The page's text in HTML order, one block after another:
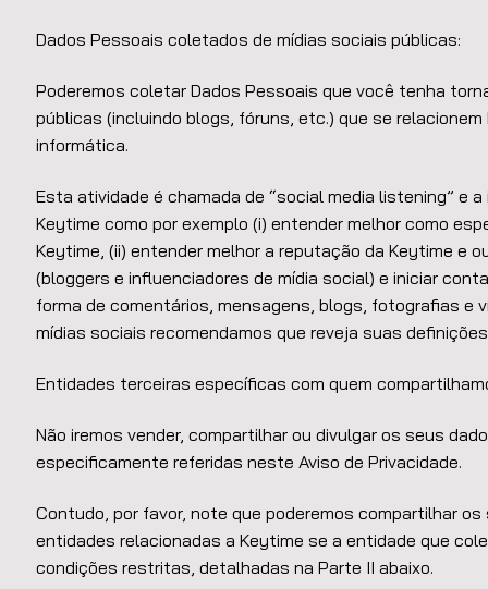
Dados Pessoais coletados de mídias sociais públicas:
Poderemos coletar Dados Pessoais que você tenha
públicas (incluindo blogs, fóruns, etc.) que se
informática.
Esta atividade é chamada de “social media listening” e
Keytime como por exemplo (i) entender melhor como
Keytime, (ii) entender melhor a reputação da Keytime e
(bloggers e influenciadores de mídia social) e iniciar
forma de comentários, mensagens, blogs, fotografias e
mídias sociais recomendamos que reveja suas
Entidades terceiras específicas com quem
Não iremos vender, compartilhar ou divulgar os seus
especificamente referidas neste Aviso de Privacidade.
Contudo, por favor, note que poderemos compartilhar
entidades relacionadas a Keytime se a entidade que
condições restritas, detalhadas na Parte II abaixo.